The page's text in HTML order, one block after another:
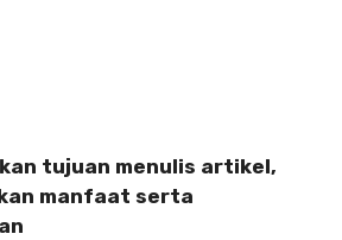
tujuan menulis artikel,
manfaat serta